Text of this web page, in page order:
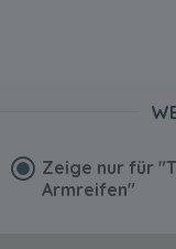
Zeige nur für
Armreifen"